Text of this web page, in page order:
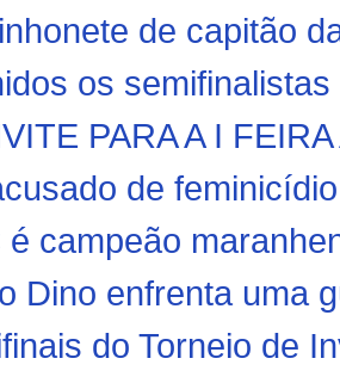
de capitão
os
PARA A I
de
é campeão
Dino enfrenta uma
do Torneio de